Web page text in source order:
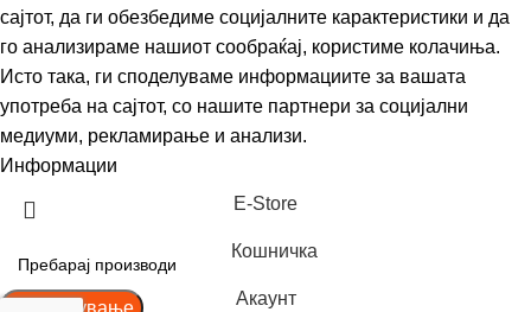
сајтот, да ги обезбедиме социјалните карактеристики и да
го анализираме нашиот сообраќај, користиме колачиња.
Исто така, ги споделуваме информациите за вашата
употреба на сајтот, со нашите партнери за социјални
медиуми, рекламирање и анализи.
Информации
Е-Store
Кошничка
Акаунт